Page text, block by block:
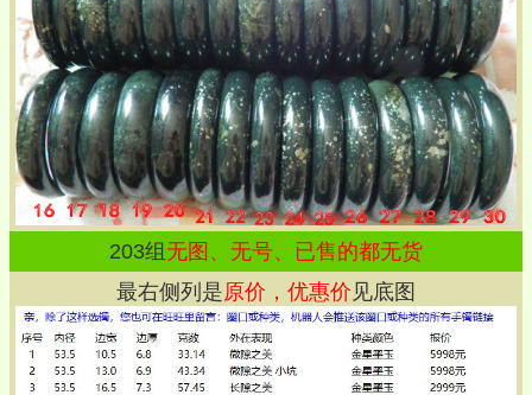
203组 无图、无号、已售的都无货
最右侧列是原价，优惠价 见底图